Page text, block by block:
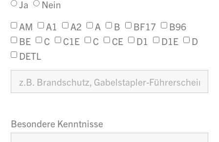
Ja
Nein
AM
A1 A2 A B BF17
B96
BE
C C1E C CE D1 D1E
D
DETL
Besondere Kenntnisse